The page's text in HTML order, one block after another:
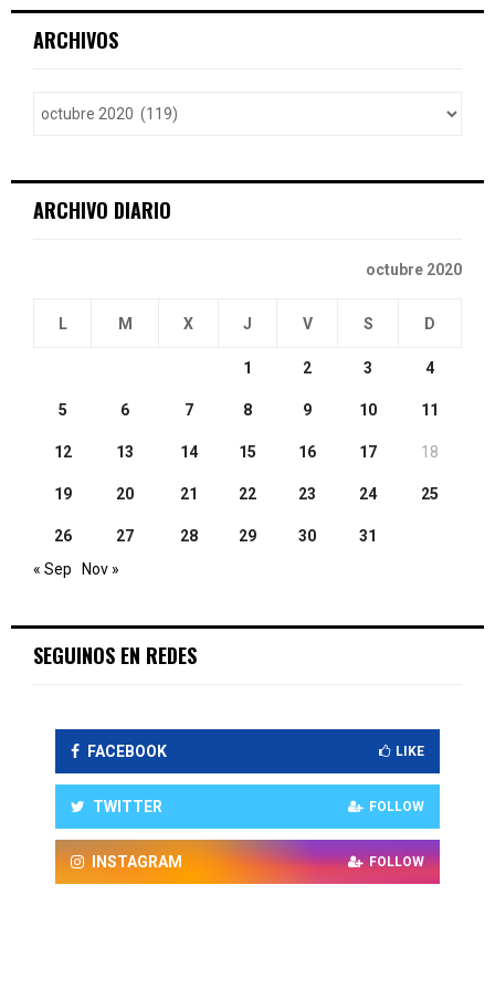
h
ARCHIVOS
ARCHIVO DIARIO
octubre 2020
L M X J V S D
1 2 3 4
5 6 7 8 9 10 11
12 13 14 15 16 17 18
19 20 21 22 23 24 25
26 27 28 29 30
31
« Sep
Nov »
SEGUINOS EN REDES
FACEBOOK LIKE
TWITTER FOLLOW
INSTAGRAM FOLLOW